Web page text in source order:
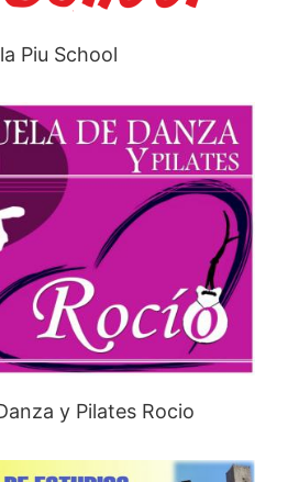
Piu School
y Pilates Rocio